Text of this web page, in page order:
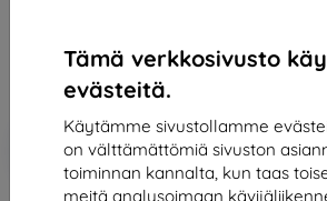
Tämä verkkosivusto
evästeitä.
Käytämme sivustollamme
on välttämättömiä sivuston
toiminnan kannalta, kun taas
meitä analysoimaan
44,91 €
Hinta ilman ALV:tä36,22 €
-10%
Alennus kupongilla
EXTRA10